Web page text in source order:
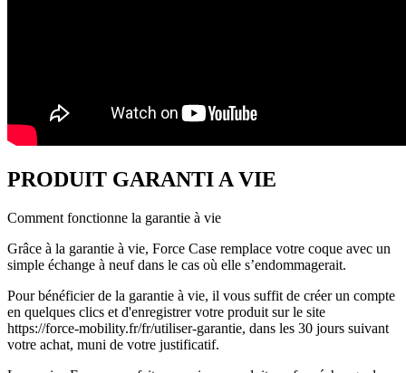
PRODUIT GARANTI A VIE
Comment fonctionne la garantie à vie
Grâce à la garantie à vie, Force Case remplace votre coque avec un
simple échange à neuf dans le cas où elle s’endommagerait.
Pour bénéficier de la garantie à vie, il vous suffit de créer un compte
en quelques clics et d'enregistrer votre produit sur le site
https://force-mobility.fr/fr/utiliser-garantie, dans les 30 jours suivant
votre achat, muni de votre justificatif.